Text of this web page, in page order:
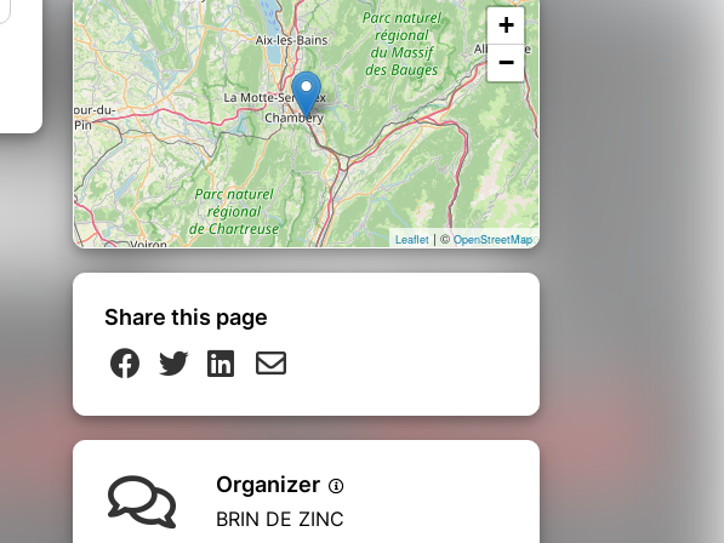
+
−
Leaflet | ©OpenStreetMap
Share this page
Organizer
BRIN DE ZINC